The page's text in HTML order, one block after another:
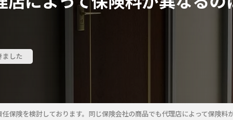
ました
任保険を検討しております。同じ保険会社の商品でも代理店によって保険料